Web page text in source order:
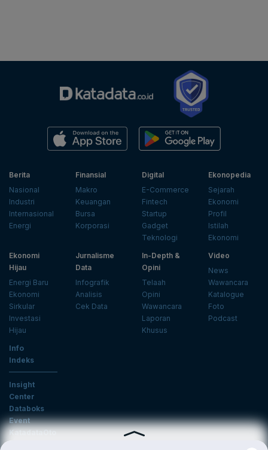
Berita
Nasional
Industri
Internasional
Energi
Finansial
Makro
Keuangan
Bursa
Korporasi
Digital
E-Commerce
Fintech
Startup
Gadget
Teknologi
Ekonopedia
Sejarah
Ekonomi
Profil
Istilah
Ekonomi
Ekonomi
Hijau
Energi Baru
Ekonomi
Sirkular
Investasi
Hijau
Jurnalisme
Data
Infografik
Analisis
Cek Data
In-Depth &
Opini
Telaah
Opini
Wawancara
Laporan
Khusus
Video
News
Wawancara
Katalogue
Foto
Podcast
Info
Indeks
Insight
Center
Databoks
Event
KatadataOto